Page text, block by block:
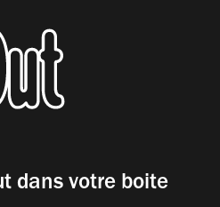
dans votre boite